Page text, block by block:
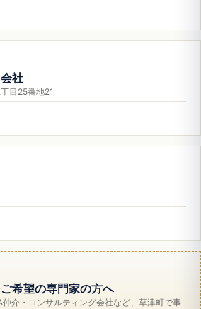
社
目25番地21
希望の専門家の方へ
介・コンサルティング会社など、草津町で事